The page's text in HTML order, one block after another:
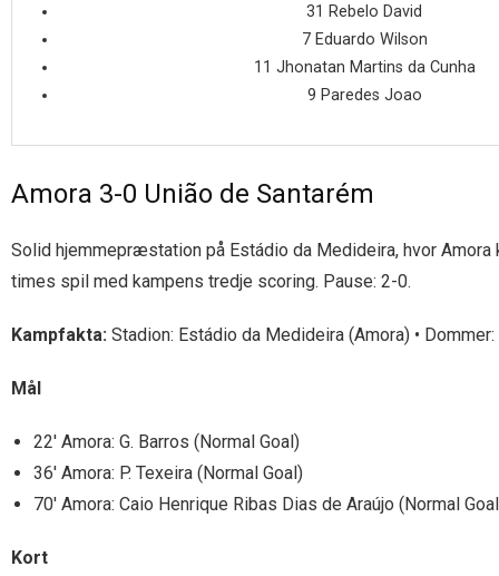
31 Rebelo David
7 Eduardo Wilson
11 Jhonatan Martins da Cunha
9 Paredes Joao
Amora 3-0 União de Santarém
Solid hjemmepræstation på Estádio da Medideira, hvor
times spil med kampens tredje scoring. Pause: 2-0.
Kampfakta: Stadion: Estádio da Medideira (Amora) •
Mål
22′ Amora: G. Barros (Normal Goal)
36′ Amora: P. Texeira (Normal Goal)
70′ Amora: Caio Henrique Ribas Dias de Araújo (Normal
Kort